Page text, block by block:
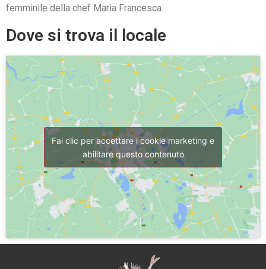
femminile della chef Maria Francesca.
Dove si trova il locale
Fai clic per accettare i cookie marketing e
abilitare questo contenuto